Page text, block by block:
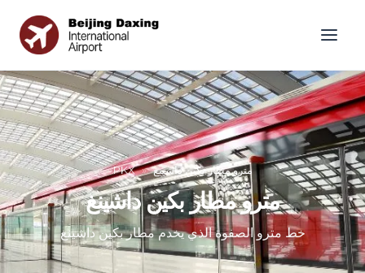
PKX » مترو مطار بكين داشينغ
مترو مطار بكين داشينغ
خط مترو الصفوة الذي يخدم مطار بكين داشينغ